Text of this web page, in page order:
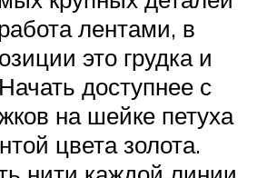
лентами, в
это грудка и
доступнее с
на шейке петуха
цвета золота.